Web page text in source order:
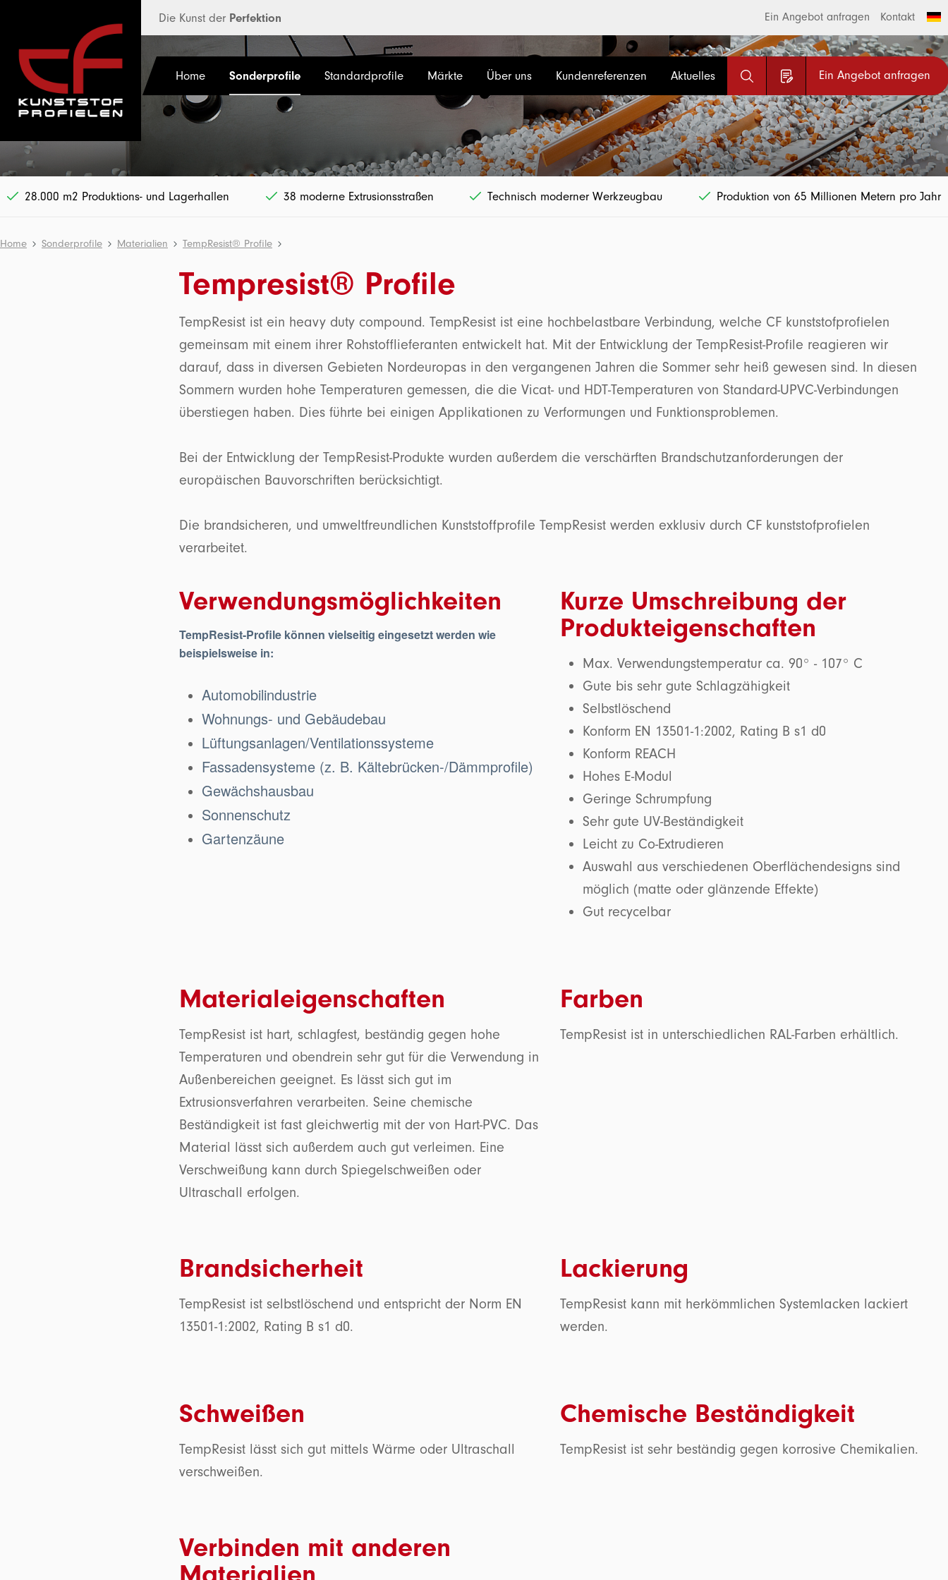
Die Kunst der Perfektion Ein Angebot anfragen Kontakt
Home Sonderprofile Standardprofile Märkte Über uns Kundenreferenzen Aktuelles Ein Angebot anfragen
28.000 m2 Produktions- und Lagerhallen 38 moderne Extrusionsstraßen Technisch moderner Werkzeugbau Produktion von 65 Millionen Metern pro Jahr
Home Sonderprofile Materialien TempResist® Profile
Tempresist® Profile
TempResist ist ein heavy duty compound. TempResist ist eine hochbelastbare Verbindung, welche CF kunststofprofielen
gemeinsam mit einem ihrer Rohstofflieferanten entwickelt hat. Mit der Entwicklung der TempResist-Profile reagieren wir
darauf, dass in diversen Gebieten Nordeuropas in den vergangenen Jahren die Sommer sehr heiß gewesen sind. In diesen
Sommern wurden hohe Temperaturen gemessen, die die Vicat- und HDT-Temperaturen von Standard-UPVC-Verbindungen
überstiegen haben. Dies führte bei einigen Applikationen zu Verformungen und Funktionsproblemen.
Bei der Entwicklung der TempResist-Produkte wurden außerdem die verschärften Brandschutzanforderungen der
europäischen Bauvorschriften berücksichtigt.
Die brandsicheren, und umweltfreundlichen Kunststoffprofile TempResist werden exklusiv durch CF kunststofprofielen
verarbeitet.
Verwendungsmöglichkeiten
TempResist-Profile können vielseitig eingesetzt werden wie
beispielsweise in:
Automobilindustrie
Wohnungs- und Gebäudebau
Lüftungsanlagen/Ventilationssysteme
Fassadensysteme (z. B. Kältebrücken-/Dämmprofile)
Gewächshausbau
Sonnenschutz
Gartenzäune
Kurze Umschreibung der
Produkteigenschaften
Max. Verwendungstemperatur ca. 90° - 107° C
Gute bis sehr gute Schlagzähigkeit
Selbstlöschend
Konform EN 13501-1:2002, Rating B s1 d0
Konform REACH
Hohes E-Modul
Geringe Schrumpfung
Sehr gute UV-Beständigkeit
Leicht zu Co-Extrudieren
Auswahl aus verschiedenen Oberflächendesigns sind
möglich (matte oder glänzende Effekte)
Gut recycelbar
Materialeigenschaften
TempResist ist hart, schlagfest, beständig gegen hohe
Temperaturen und obendrein sehr gut für die Verwendung in
Außenbereichen geeignet. Es lässt sich gut im
Extrusionsverfahren verarbeiten. Seine chemische
Beständigkeit ist fast gleichwertig mit der von Hart-PVC. Das
Material lässt sich außerdem auch gut verleimen. Eine
Verschweißung kann durch Spiegelschweißen oder
Ultraschall erfolgen.
Farben
TempResist ist in unterschiedlichen RAL-Farben erhältlich.
Brandsicherheit
TempResist ist selbstlöschend und entspricht der Norm EN
13501-1:2002, Rating B s1 d0.
Lackierung
TempResist kann mit herkömmlichen Systemlacken lackiert
werden.
Schweißen
TempResist lässt sich gut mittels Wärme oder Ultraschall
verschweißen.
Chemische Beständigkeit
TempResist ist sehr beständig gegen korrosive Chemikalien.
Verbinden mit anderen